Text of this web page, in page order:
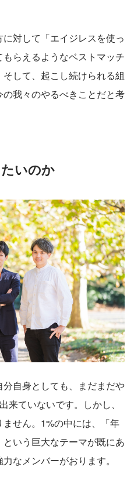
対して「エイジレスを使っ
らえるようなベストマッチ
して、起こし続けられる組
我々のやるべきことだと考
いのか
自身としても、まだまだや
来ていないです。しかし、
せん。1%の中には、「年
いう巨大なテーマが既にあ
なメンバーがおります。